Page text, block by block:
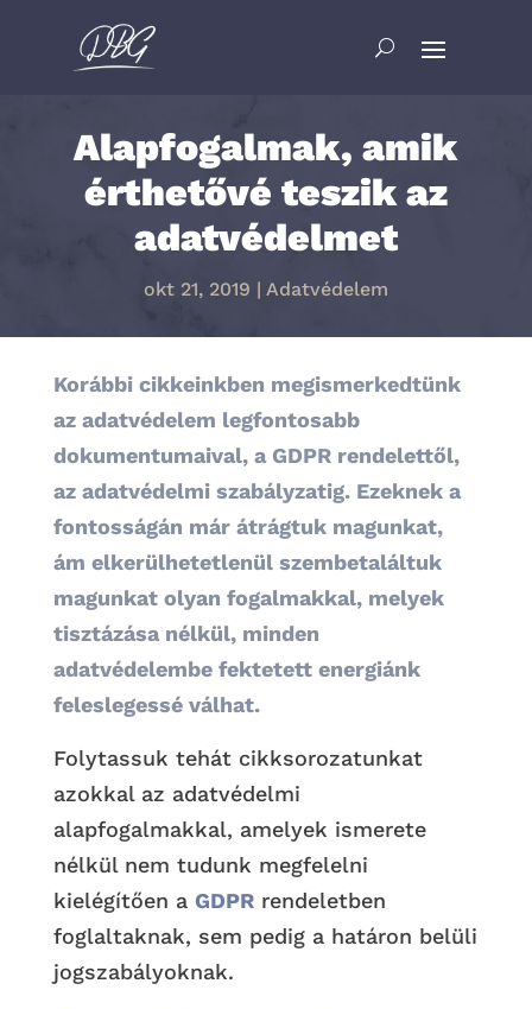
Alapfogalmak, amik
érthetővé teszik az
adatvédelmet
okt 21, 2019 | Adatvédelem
Korábbi cikkeinkben megismerkedtünk
az adatvédelem legfontosabb
dokumentumaival, a GDPR rendelettől,
az adatvédelmi szabályzatig. Ezeknek a
fontosságán már átrágtuk magunkat,
ám elkerülhetetlenül szembetaláltuk
magunkat olyan fogalmakkal, melyek
tisztázása nélkül, minden
adatvédelembe fektetett energiánk
feleslegessé válhat.
Folytassuk tehát cikksorozatunkat
azokkal az adatvédelmi
alapfogalmakkal, amelyek ismerete
nélkül nem tudunk megfelelni
kielégítően a GDPRrendeletben
foglaltaknak, sem pedig a határon belüli
jogszabályoknak.